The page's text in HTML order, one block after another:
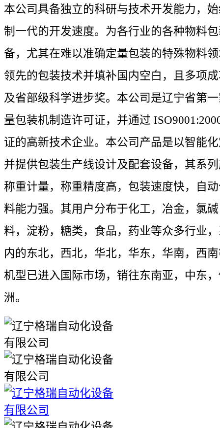
本公司具备独立的科研与技术开发能力，
制一代的开发速度。为各行业的各种物料
备，尤其在难以准确定量包装的特殊物料
领先的包装技术并填补国内空白，且多项
及省部级科学进步奖。本公司是辽宁省第
量包装机制造许可证，并通过
证的高新技术企业。本公司产品是以智能
并提供包装生产线设计及配套设备，其系
称重计量，称重精度高，包装速度快，自
料能力强。其用户分布于化工，冶金，氯
料，淀粉，糖类，食品，药业等众多行业
内的东北，西北，华北，华东，华南，西
机型已进入国际市场，销往东南亚，中东
洲。